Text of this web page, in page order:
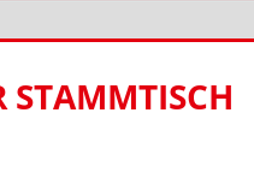
STAMMTISCH